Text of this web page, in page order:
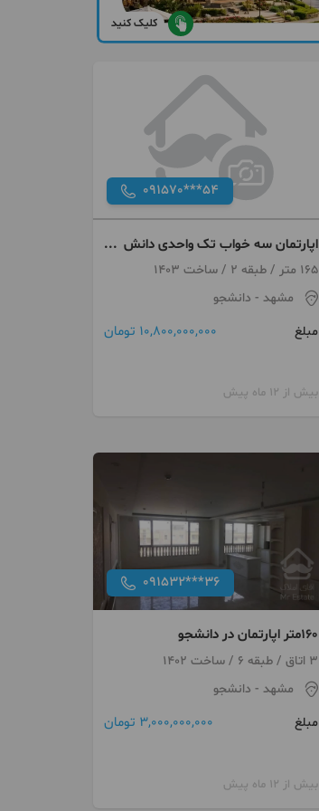
کلیک کنید
091570***54
اپارتمان سه خواب تک واحدی دانش
اموز
165 متر / طبقه 2 / ساخت 1403
مشهد - دانشجو
مبلغ
10,800,000,000 تومان
بیش از 12 ماه پیش
091532***36
۱۶۰متر اپارتمان در دانشجو
3 اتاق / طبقه 6 / ساخت 1402
مشهد - دانشجو
مبلغ
3,000,000,000 تومان
بیش از 12 ماه پیش